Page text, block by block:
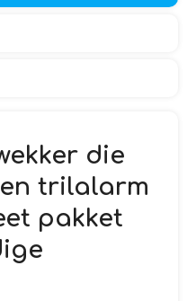
die
trilalarm
pakket